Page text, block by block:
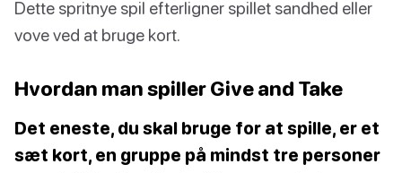
Dette spritnye spil efterligner spillet sandhed eller
vove ved at bruge kort.
Hvordan man spiller Give and Take
Det eneste, du skal bruge for at spille, er et
sæt kort, en gruppe på mindst tre personer